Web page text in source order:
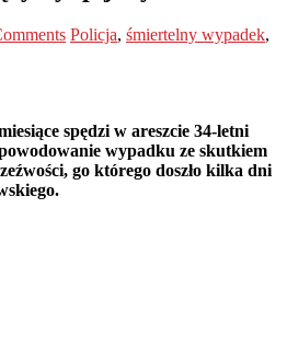
Policja, śmiertelny wypadek,
spędzi w areszcie 34-letni
wypadku ze skutkiem
go którego doszło kilka dni